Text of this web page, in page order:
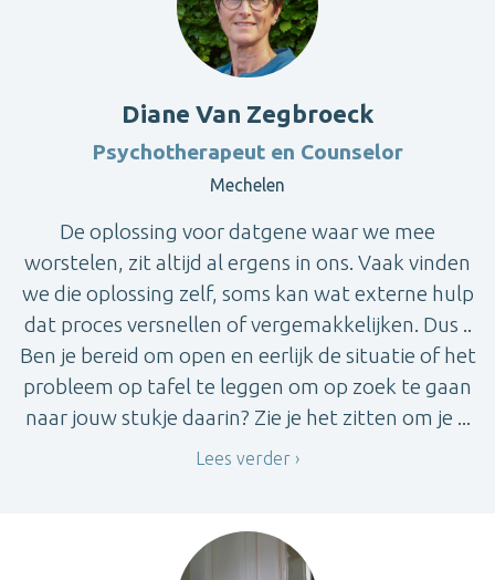
Diane Van Zegbroeck
Psychotherapeut en Counselor
Mechelen
De oplossing voor datgene waar we mee
worstelen, zit altijd al ergens in ons. Vaak vinden
we die oplossing zelf, soms kan wat externe hulp
dat proces versnellen of vergemakkelijken. Dus ..
Ben je bereid om open en eerlijk de situatie of het
probleem op tafel te leggen om op zoek te gaan
naar jouw stukje daarin? Zie je het zitten om je ...
Lees verder